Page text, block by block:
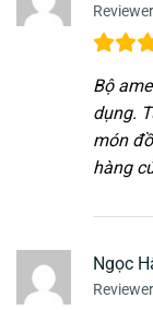
Reviewer
Bộ
dụng.
món
hàng
Ngọc
Reviewer